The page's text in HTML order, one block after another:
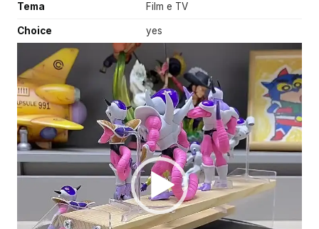
Tema Film e TV
Choice yes
d
e
o
P
l
a
r